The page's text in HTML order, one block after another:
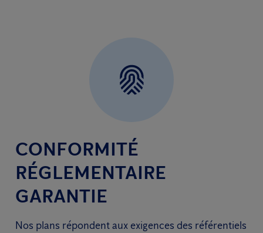
CONFORMITÉ
RÉGLEMENTAIRE
GARANTIE
Nos plans répondent aux exigences des référentiels